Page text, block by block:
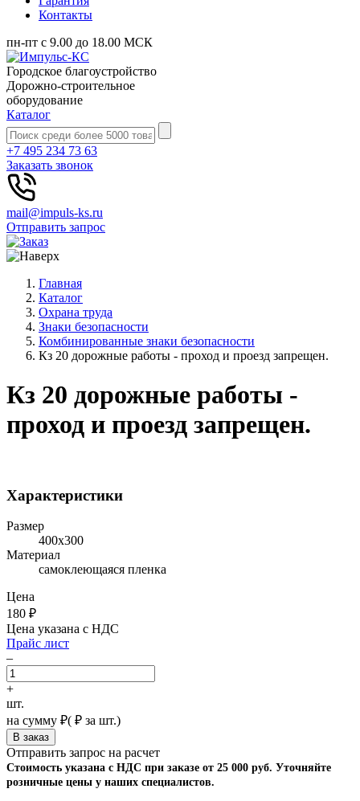
Контакты
пн-пт с 9.00 до 18.00 МСК
Городское благоустройство
Дорожно-строительное
оборудование
Каталог
+7 495 234 73 63
Заказать звонок
mail@impuls-ks.ru
Отправить запрос
Главная
Каталог
Охрана труда
Знаки безопасности
Комбинированные знаки безопасности
Кз 20 дорожные работы - проход и проезд запрещен.
Кз 20 дорожные работы -
проход и проезд запрещен.
Характеристики
Размер
400х300
Материал
самоклеющаяся пленка
Цена
180 ₽
Цена указана с НДС
Прайс лист
–
+
шт.
на сумму ₽( ₽ за шт.)
Отправить запрос на расчет
Стоимость указана с НДС при заказе от 25 000 руб. Уточняйте
розничные цены у наших специалистов.